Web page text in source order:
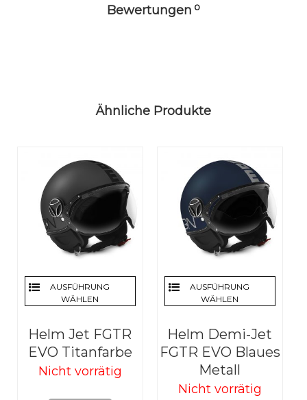
Bewertungen 0
Ähnliche Produkte
AUSFÜHRUNG
WÄHLEN
Helm Jet FGTR
EVO Titanfarbe
Nicht vorrätig
AUSFÜHRUNG
WÄHLEN
Helm Demi-Jet
FGTR EVO Blaues
Metall
Nicht vorrätig